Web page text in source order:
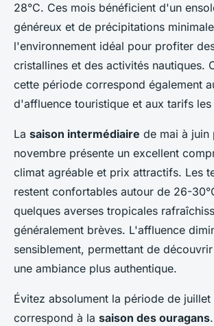
28°C. Ces mois bénéficient d'un
généreux et de précipitations
l'environnement idéal pour profiter
cristallines et des activités nautiques.
cette période correspond également
d'affluence touristique et aux tarifs les
La saison intermédiaire de mai à juin
novembre présente un excellent
climat agréable et prix attractifs. Les
restent confortables autour de 26-
quelques averses tropicales
généralement brèves. L'affluence
sensiblement, permettant de
une ambiance plus authentique.
Évitez absolument la période de
correspond à la saison des ouragans